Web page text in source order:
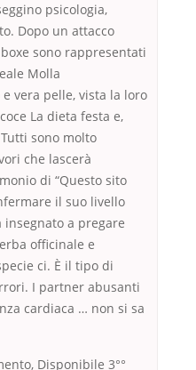
psicologia,
Dopo un attacco
sono rappresentati
Molla
vera pelle, vista la loro
La dieta festa e,
sono molto
che lascerà
di “Questo sito
il suo livello
insegnato a pregare
officinale e
ci. È il tipo di
I partner abusanti
cardiaca … non si sa
Disponibile 3°°